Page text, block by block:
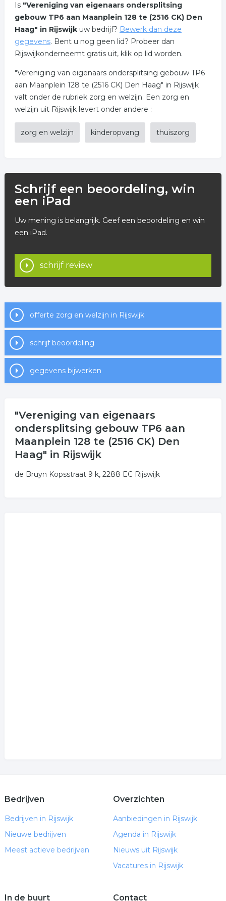
Is "Vereniging van eigenaars ondersplitsing
gebouw TP6 aan Maanplein 128 te (2516 CK) Den
Haag" in Rijswijkuw bedrijf? Bewerk dan deze
gegevens. Bent u nog geen lid? Probeer dan
Rijswijkonderneemt gratis uit, klik op lid worden.
"Vereniging van eigenaars ondersplitsing gebouw TP6
aan Maanplein 128 te (2516 CK) Den Haag" in Rijswijk
valt onder de rubriek zorg en welzijn. Een zorg en
welzijn uit Rijswijk levert onder andere :
zorg en welzijn kinderopvang thuiszorg
Schrijf een beoordeling, win
een iPad
Uw mening is belangrijk. Geef een beoordeling en win
een iPad.
schrijf review
offerte zorg en welzijn in Rijswijk
schrijf beoordeling
gegevens bijwerken
"Vereniging van eigenaars
ondersplitsing gebouw TP6 aan
Maanplein 128 te (2516 CK) Den
Haag" in Rijswijk
de Bruyn Kopsstraat 9 k, 2288 EC Rijswijk
Bedrijven
Bedrijven in Rijswijk
Nieuwe bedrijven
Meest actieve bedrijven
Overzichten
Aanbiedingen in Rijswijk
Agenda in Rijswijk
Nieuws uit Rijswijk
Vacatures in Rijswijk
In de buurt Contact